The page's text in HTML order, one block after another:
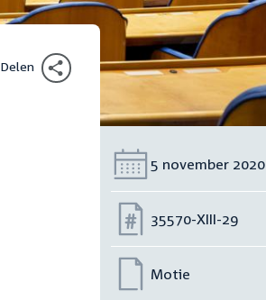
Delen
Datum:
5 november 2020
Nummer:
35570-XIII-29
Motie